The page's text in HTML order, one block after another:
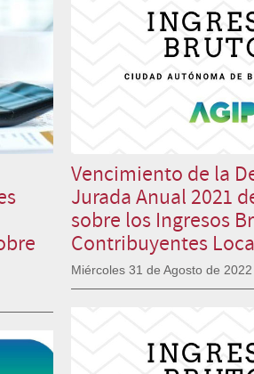
Vencimiento de la
Jurada Anual 2021
sobre los Ingresos
Contribuyentes
Miércoles 31 de Agosto de 2022